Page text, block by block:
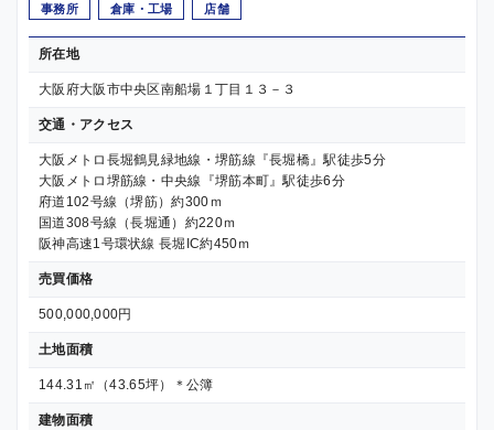
事務所 倉庫・工場 店舗
所在地
大阪府大阪市中央区南船場１丁目１３－３
交通・アクセス
大阪メトロ長堀鶴見緑地線・堺筋線『長堀橋』駅徒歩5分
大阪メトロ堺筋線・中央線『堺筋本町』駅徒歩6分
府道102号線（堺筋）約300ｍ
国道308号線（長堀通）約220ｍ
阪神高速1号環状線 長堀IC約450ｍ
売買価格
500,000,000円
土地面積
144.31㎡（43.65坪）＊公簿
建物面積